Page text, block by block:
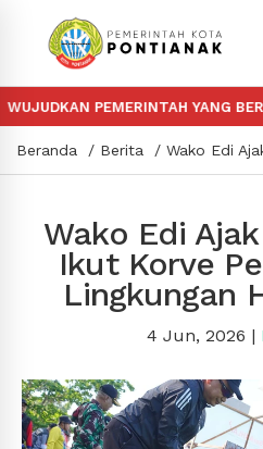
PEMERINTAH YANG
Beranda Berita Wako Edi Ajak Masyarakat Ikut Korve
Wako Edi
Ikut Korve
Lingkungan
4 Jun, 2026 |